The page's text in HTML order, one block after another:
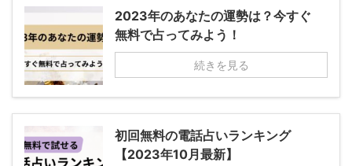
2023年のあなたの運勢は？今すぐ
無料で占ってみよう！
続きを見る
初回無料の電話占いランキング
【2023年10月最新】